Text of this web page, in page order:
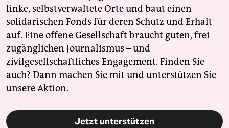
linke, selbstverwaltete Orte und baut einen
solidarischen Fonds für deren Schutz und Erhalt
auf. Eine offene Gesellschaft braucht guten, frei
zugänglichen Journalismus – und
zivilgesellschaftliches Engagement. Finden Sie
auch? Dann machen Sie mit und unterstützen Sie
unsere Aktion.
Jetzt unterstützen